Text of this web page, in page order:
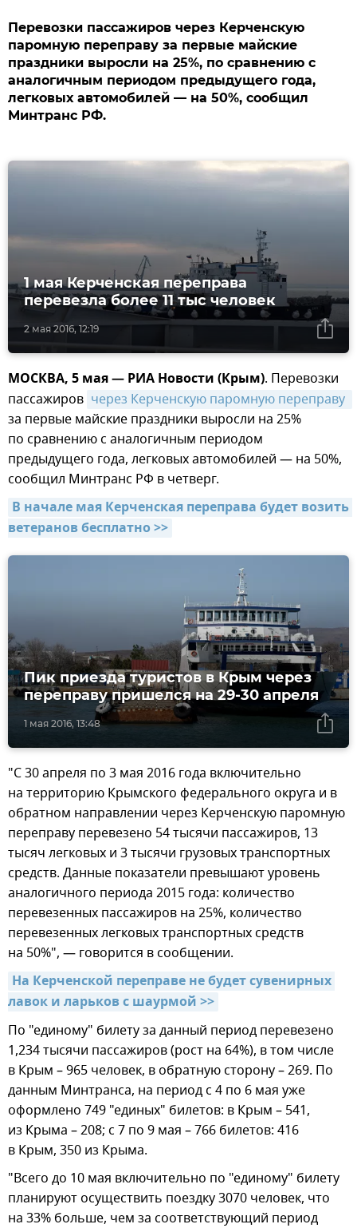
Перевозки пассажиров через Керченскую
паромную переправу за первые майские
праздники выросли на 25%, по сравнению с
аналогичным периодом предыдущего года,
легковых автомобилей — на 50%, сообщил
Минтранс РФ.
2 мая 2016, 12:19
1 мая Керченская переправа
перевезла более 11 тыс человек
МОСКВА, 5 мая — РИА Новости (Крым). Перевозки
пассажиров
за первые майские праздники выросли на 25%
по сравнению с аналогичным периодом
предыдущего года, легковых автомобилей — на 50%,
сообщил Минтранс РФ в четверг.
В начале мая Керченская переправа будет возить
ветеранов бесплатно >>
1 мая 2016, 13:48
Пик приезда туристов в Крым через
переправу пришелся на 29-30 апреля
"С 30 апреля по 3 мая 2016 года включительно
на территорию Крымского федерального округа и в
обратном направлении через Керченскую паромную
переправу перевезено 54 тысячи пассажиров, 13
тысяч легковых и 3 тысячи грузовых транспортных
средств. Данные показатели превышают уровень
аналогичного периода 2015 года: количество
перевезенных пассажиров на 25%, количество
перевезенных легковых транспортных средств
на 50%", — говорится в сообщении.
На Керченской переправе не будет сувенирных
лавок и ларьков с шаурмой >>
По "единому" билету за данный период перевезено
1,234 тысячи пассажиров (рост на 64%), в том числе
в Крым – 965 человек, в обратную сторону – 269. По
данным Минтранса, на период с 4 по 6 мая уже
оформлено 749 "единых" билетов: в Крым – 541,
из Крыма – 208; с 7 по 9 мая – 766 билетов: 416
в Крым, 350 из Крыма.
"Всего до 10 мая включительно по "единому" билету
планируют осуществить поездку 3070 человек, что
на 33% больше, чем за соответствующий период